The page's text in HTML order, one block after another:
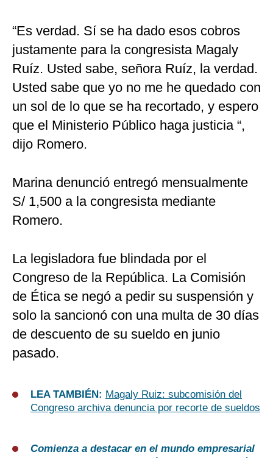
“Es verdad. Sí se ha dado esos cobros
justamente para la congresista Magaly
Ruíz. Usted sabe, señora Ruíz, la verdad.
Usted sabe que yo no me he quedado con
un sol de lo que se ha recortado, y espero
que el Ministerio Público haga justicia “,
dijo Romero.
Marina denunció entregó mensualmente
S/ 1,500 a la congresista mediante
Romero.
La legisladora fue blindada por el
Congreso de la República. La Comisión
de Ética se negó a pedir su suspensión y
solo la sancionó con una multa de 30 días
de descuento de su sueldo en junio
pasado.
LEA TAMBIÉN: Magaly Ruiz: subcomisión del
Congreso archiva denuncia por recorte de sueldos
Comienza a destacar en el mundo empresarial